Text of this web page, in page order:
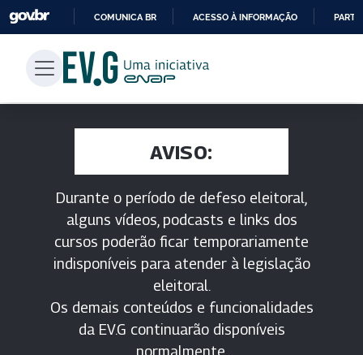
PARA
CONTEÚDO
COMUNICA BR ACESSO À INFORMAÇÃO
AVISO:
Durante o período de defeso eleitoral,
alguns vídeos, podcasts e links dos
cursos poderão ficar temporariamente
indisponíveis para atender à legislação
eleitoral.
Os demais conteúdos e funcionalidades
da EV.G continuarão disponíveis
normalmente.